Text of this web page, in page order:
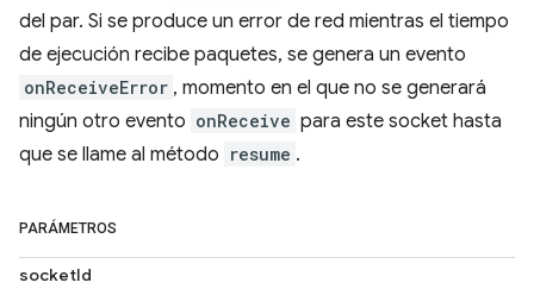
del par. Si se produce un error de red mientras el tiempo
de ejecución recibe paquetes, se genera un evento
onReceiveError , momento en el que no se generará
ningún otro evento onReceive para este socket hasta
que se llame al método resume .
PARÁMETROS
socketId